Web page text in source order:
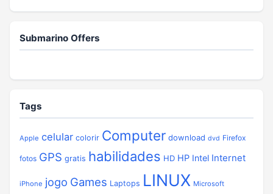
Submarino Offers
Tags
Apple celular colorir Computer download dvd Firefox
fotos GPS gratis habilidades HD HP Intel Internet
iPhone jogo Games Laptops LINUX Microsoft